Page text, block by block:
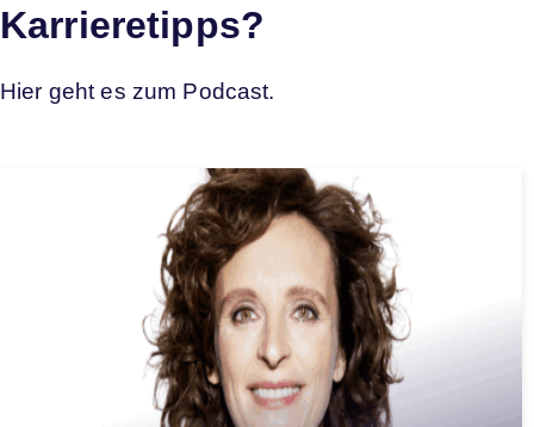
Karrieretipps?
Hier geht es zum Podcast.